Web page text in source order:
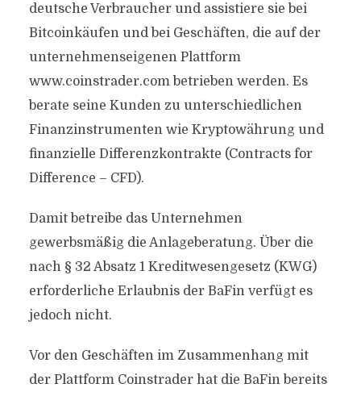
deutsche Verbraucher und assistiere sie bei
Bitcoinkäufen und bei Geschäften, die auf der
unternehmenseigenen Plattform
www.coinstrader.com betrieben werden. Es
berate seine Kunden zu unterschiedlichen
Finanzinstrumenten wie Kryptowährung und
finanzielle Differenzkontrakte (Contracts for
Difference – CFD).
Damit betreibe das Unternehmen
gewerbsmäßig die Anlageberatung. Über die
nach § 32 Absatz 1 Kreditwesengesetz (KWG)
erforderliche Erlaubnis der BaFin verfügt es
jedoch nicht.
Vor den Geschäften im Zusammenhang mit
der Plattform Coinstrader hat die BaFin bereits